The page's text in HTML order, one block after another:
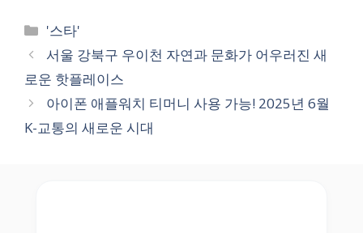
Categories
'스타'
서울 강북구 우이천 자연과 문화가 어우러진 새
로운 핫플레이스
아이폰 애플워치 티머니 사용 가능! 2025년 6월
K-교통의 새로운 시대